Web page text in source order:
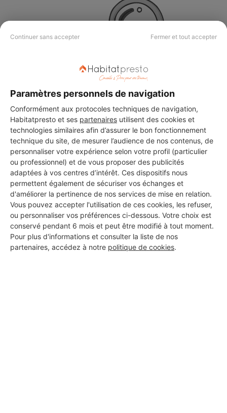
Continuer sans accepter Fermer et tout accepter
Paramètres personnels de navigation
Conformément aux protocoles techniques de navigation,
Habitatpresto et ses partenaires utilisent des cookies et
technologies similaires afin d’assurer le bon fonctionnement
technique du site, de mesurer l’audience de nos contenus, de
personnaliser votre expérience selon votre profil (particulier
ou professionnel) et de vous proposer des publicités
adaptées à vos centres d’intérêt. Ces dispositifs nous
permettent également de sécuriser vos échanges et
d'améliorer la pertinence de nos services de mise en relation.
Vous pouvez accepter l'utilisation de ces cookies, les refuser,
ou personnaliser vos préférences ci-dessous. Votre choix est
conservé pendant 6 mois et peut être modifié à tout moment.
Pour plus d'informations et consulter la liste de nos
partenaires, accédez à notre politique de cookies.
Aucun autre professionnel disponible dans cette zone
géographique.
PROFESSIONNEL, VOUS
SOUHAITEZ NOUS
REJOINDRE ?